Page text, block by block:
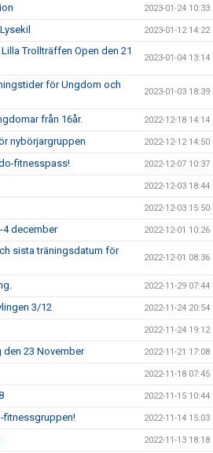
2023-01-24 10:33
2023-01-12 14:22
Trollträffen Open den 21
2023-01-04 13:14
för Ungdom och
2023-01-03 18:39
från 16år. 2022-12-18 14:14
nybörjargruppen 2022-12-12 14:50
fitnesspass! 2022-12-07 10:37
2022-12-03 18:44
2022-12-03 15:50
4 december 2022-12-01 10:26
sista träningsdatum för
2022-12-01 08:36
2022-11-29 07:44
3/12 2022-11-24 20:54
2022-11-24 19:12
23 November 2022-11-21 17:08
2022-11-18 07:45
2022-11-15 10:44
fitnessgruppen! 2022-11-14 15:03
2022-11-13 18:18